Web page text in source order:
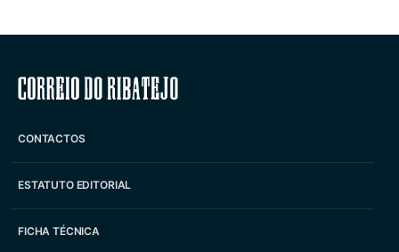
Correio do Ribatejo
CONTACTOS
ESTATUTO EDITORIAL
FICHA TÉCNICA